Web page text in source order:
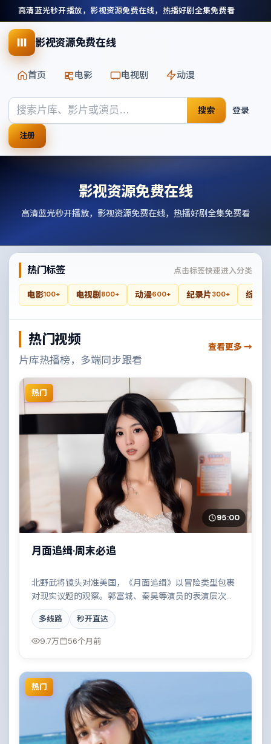
高清蓝光秒开播放，影视资源免费在线，热播好剧全集免费看
影视资源免费在线
首页 电影 电视剧 动漫
搜索 登录
注册
影视资源免费在线
高清蓝光秒开播放，影视资源免费在线，热播好剧全集免费看
热门标签 点击标签快速进入分类
电影100+ 电视剧 800+ 动漫600+ 纪录片300+ 综艺
热门视频
片库热播榜，多端同步跟看
查看更多 →
热门
95:00
月面追缉·周末必追
北野武将镜头对准美国，《月面追缉》以冒险类型包裹
对现实议题的观察。郭富城、秦昊等演员的表演层次丰
富，都市霓虹下的人性试炼与自我救赎。全片在类型元
素与人文关怀之间取得平衡。
多线路 秒开直达
9.7万 56个月前
热门